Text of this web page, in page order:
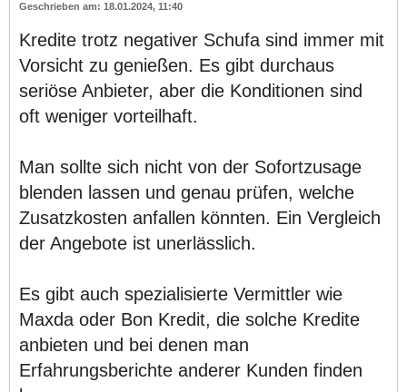
18.01.2024, 11:40
Kredite trotz negativer Schufa sind immer mit
Vorsicht zu genießen. Es gibt durchaus
seriöse Anbieter, aber die Konditionen sind
oft weniger vorteilhaft.
Man sollte sich nicht von der Sofortzusage
blenden lassen und genau prüfen, welche
Zusatzkosten anfallen könnten. Ein Vergleich
der Angebote ist unerlässlich.
Es gibt auch spezialisierte Vermittler wie
Maxda oder Bon Kredit, die solche Kredite
anbieten und bei denen man
Erfahrungsberichte anderer Kunden finden